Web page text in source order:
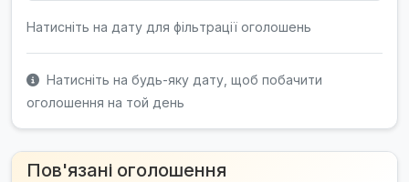
Натисніть на дату для фільтрації оголошень
Натисніть на будь-яку дату, щоб побачити
оголошення на той день
Пов'язані оголошення